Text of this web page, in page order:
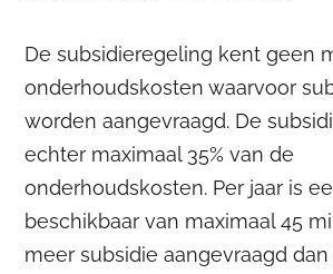
De subsidieregeling kent geen
onderhoudskosten waarvoor
worden aangevraagd. De
echter maximaal 35% van de
onderhoudskosten. Per jaar is
beschikbaar van maximaal 45
meer subsidie aangevraagd